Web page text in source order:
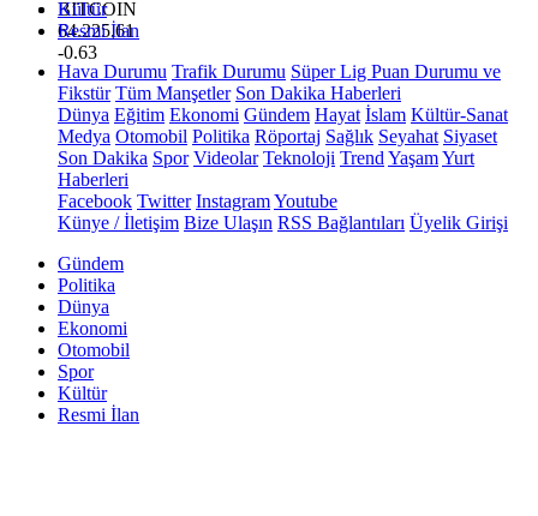
BITCOIN
64.225,61
-0.63
Kültür
Resmi İlan
Hava Durumu Trafik Durumu Süper Lig Puan Durumu ve
Fikstür Tüm Manşetler Son Dakika Haberleri
Dünya Eğitim Ekonomi Gündem Hayat İslam Kültür-Sanat
Medya Otomobil Politika Röportaj Sağlık Seyahat Siyaset
Son Dakika Spor Videolar Teknoloji Trend YaşamYurt
Haberleri
Facebook Twitter InstagramYoutube
Künye / İletişim Bize Ulaşın RSS Bağlantıları Üyelik Girişi
Gündem
Politika
Dünya
Ekonomi
Otomobil
Spor
Kültür
Resmi İlan